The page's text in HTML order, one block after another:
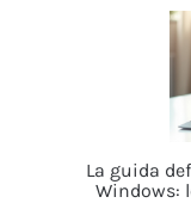
La guida
Windows: